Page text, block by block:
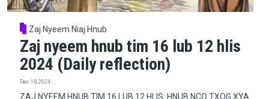
Zaj Nyeem Niaj Hnub
Zaj nyeem hnub tim 16 lub 12 hlis
2024 (Daily reflection)
Dec 16, 2024
ZAJ NYEEM HNUB TIM 16 LUB 12 HLIS: HNUB NCO TXOG XYA